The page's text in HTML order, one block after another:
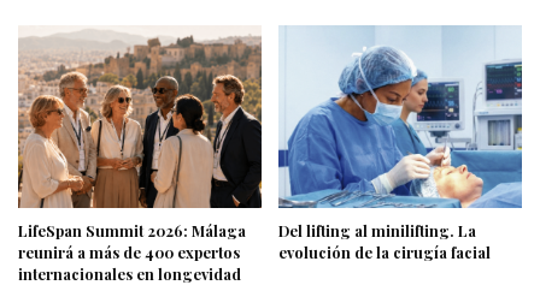
LifeSpan Summit 2026: Málaga
reunirá a más de 400 expertos
internacionales en longevidad
Del lifting al minilifting. La
evolución de la cirugía facial